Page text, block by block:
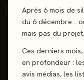
Après 6 mois de
du 6 décembre…
mais pas du projet.
Ces derniers
en profondeur :
avis médias, les
La Fin
2-4 joueurs 10 ans+
J'ai joué